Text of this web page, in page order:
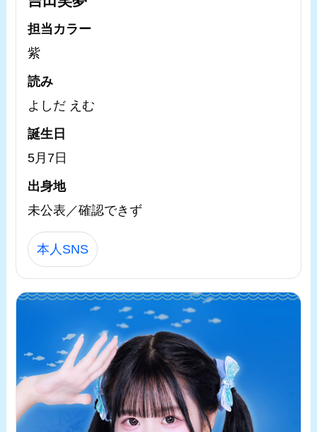
担当カラー
紫
読み
よしだ えむ
誕生日
5月7日
出身地
未公表／確認できず
本人SNS